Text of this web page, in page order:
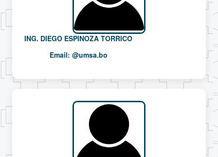
ING. DIEGO ESPINOZA TORRICO
Email: @umsa.bo